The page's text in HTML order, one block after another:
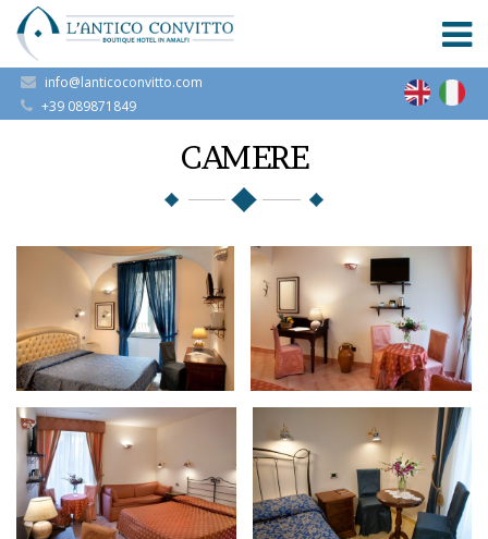
info@lanticoconvitto.com
+39 089871849
CAMERE